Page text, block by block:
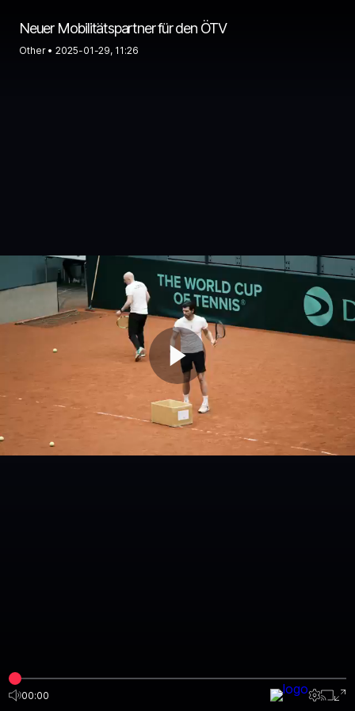
Neuer Mobilitätspartner für den ÖTV
Other • 2025-01-29, 11:26
00:00